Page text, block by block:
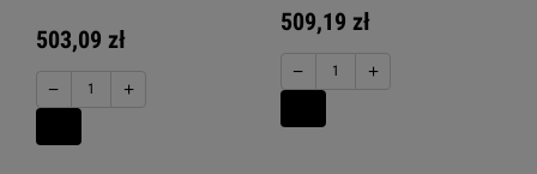
503,09 zł
− +
509,19 zł
− +